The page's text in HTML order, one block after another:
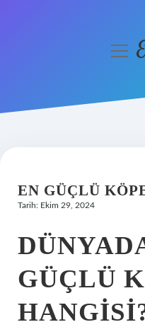
Hakkımızda
EN GÜÇLÜ
Tarih: Ekim 29, 2024
GÜÇLÜ